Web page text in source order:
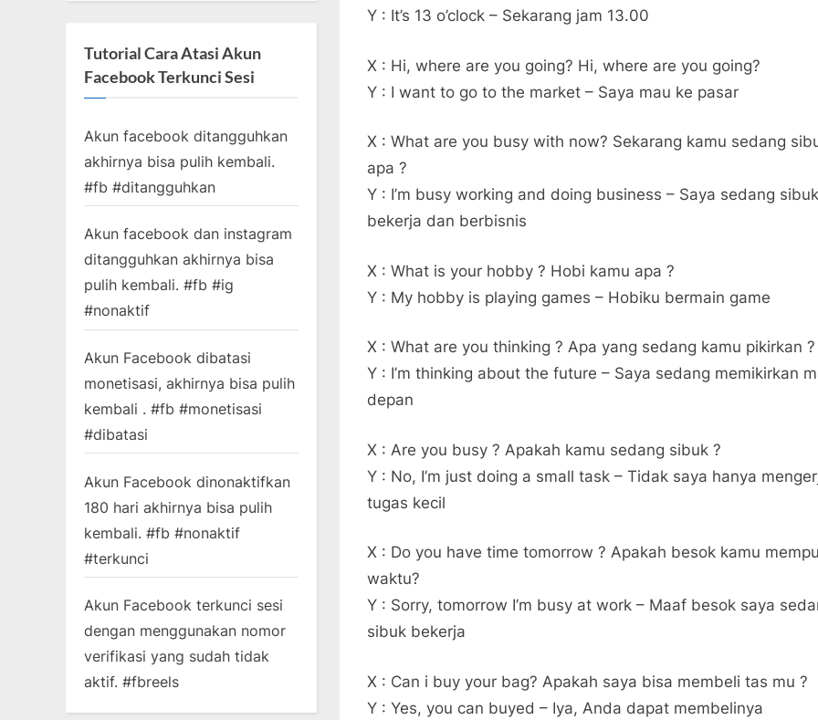
Y : It’s 13 o’clock – Sekarang jam 13.00
X : Hi, where are you going? Hi, where are you going?
Y : I want to go to the market – Saya mau ke pasar
X : What are you busy with now? Sekarang kamu sedang
apa ?
Y : I’m busy working and doing business – Saya sedang sibuk
bekerja dan berbisnis
X : What is your hobby ? Hobi kamu apa ?
Y : My hobby is playing games – Hobiku bermain game
X : What are you thinking ? Apa yang sedang kamu pikirkan ?
Y : I’m thinking about the future – Saya sedang memikirkan
depan
X : Are you busy ? Apakah kamu sedang sibuk ?
Y : No, I’m just doing a small task – Tidak saya hanya
tugas kecil
X : Do you have time tomorrow ? Apakah besok kamu
waktu?
Y : Sorry, tomorrow I’m busy at work – Maaf besok saya
sibuk bekerja
X : Can i buy your bag? Apakah saya bisa membeli tas mu ?
Y : Yes, you can buyed – Iya, Anda dapat membelinya
Tutorial Cara Atasi Akun
Facebook Terkunci Sesi
Akun facebook ditangguhkan
akhirnya bisa pulih kembali.
#fb #ditangguhkan
Akun facebook dan instagram
ditangguhkan akhirnya bisa
pulih kembali. #fb #ig
#nonaktif
Akun Facebook dibatasi
monetisasi, akhirnya bisa pulih
kembali . #fb #monetisasi
#dibatasi
Akun Facebook dinonaktifkan
180 hari akhirnya bisa pulih
kembali. #fb #nonaktif
#terkunci
Akun Facebook terkunci sesi
dengan menggunakan nomor
verifikasi yang sudah tidak
aktif. #fbreels